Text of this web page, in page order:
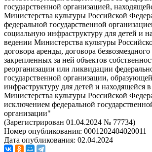
государственной организацией,
Министерства культуры Российской
федеральной государственной
социальную инфраструктуру для детей и
ведении Министерства культуры
договора аренды, договора
закрепленных за ней объектов
реорганизации или ликвидации
государственной организации,
инфраструктуру для детей и находящейся
Министерства культуры Российской
исключением федеральной
организации"
(Зарегистрирован 01.04.2024 № 77734)
Номер опубликования: 0001202404020011
Дата опубликования: 02.04.2024